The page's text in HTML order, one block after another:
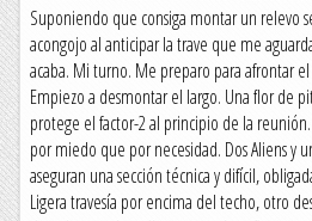
Suponiendo que consiga montar un relevo
acongojo al anticipar la trave que me
acaba. Mi turno. Me preparo para afrontar
Empiezo a desmontar el largo. Una flor de
protege el factor-2 al principio de la
por miedo que por necesidad. Dos Aliens y
aseguran una sección técnica y difícil,
Ligera travesía por encima del techo, otro